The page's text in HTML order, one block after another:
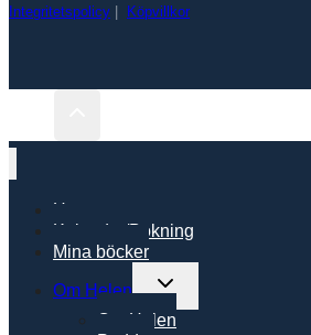
Integritetspolicy Köpvillkor
Hem
Kalender/Bokning
Mina böcker
Om Helen
Toggle
menu
Om Helen